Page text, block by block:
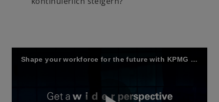
Shape your workforce for the future with KPMG Powered Enterprise | HR